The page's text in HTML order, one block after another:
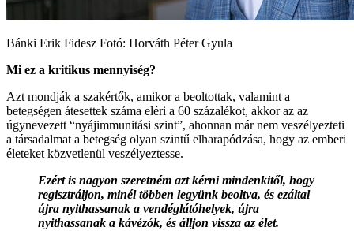
Bánki Erik Fidesz Fotó: Horváth Péter Gyula
Mi ez a kritikus mennyiség?
Azt mondják a szakértők, amikor a beoltottak, valamint a
betegségen átesettek száma eléri a 60 százalékot, akkor az az
úgynevezett “nyájimmunitási szint”, ahonnan már nem veszélyezteti
a társadalmat a betegség olyan szintű elharapódzása, hogy az emberi
életeket közvetlenül veszélyeztesse.
Ezért is nagyon szeretném azt kérni mindenkitől, hogy
regisztráljon, minél többen legyünk beoltva, és ezáltal
újra nyithassanak a vendéglátóhelyek, újra
nyithassanak a kávézók, és álljon vissza az élet.